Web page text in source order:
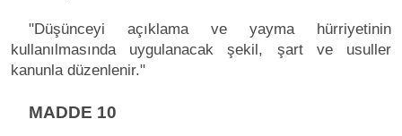
"Düşünceyi açıklama ve yayma hürriyetinin
kullanılmasında uygulanacak şekil, şart ve usuller
kanunla düzenlenir."
MADDE 10